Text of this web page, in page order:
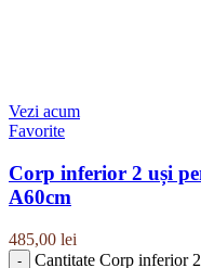
Vezi acum
Favorite
Corp inferior 2 uși
A60cm
485,00 lei
Cantitate Corp inferior